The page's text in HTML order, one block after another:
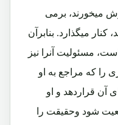
میخورند، برمی
کنار میگذارد. بنابرآن
مسئولیت آنرا نیز
را که مراجع به او
آن قراردهد و او
شود وحقیقت را